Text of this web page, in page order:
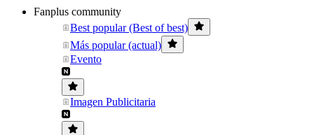
Fanplus community
Best popular (Best of best)
Más popular (actual)
Evento
Imagen Publicitaria